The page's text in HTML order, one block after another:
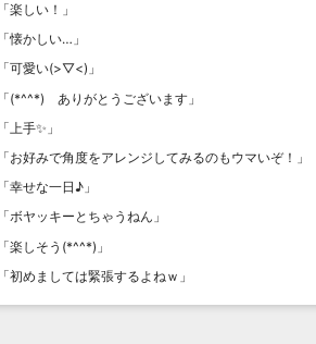
「楽しい！ 」
「懐かしい… 」
「可愛い(>▽<) 」
「(*^^*) ありがとうございます 」
「 上手✨ 」
「お好みで角度をアレンジしてみるのもウマいぞ！ 」
「幸せな一日♪ 」
「ボヤッキーとちゃうねん 」
「楽しそう(*^^*) 」
「初めましては緊張するよねｗ 」